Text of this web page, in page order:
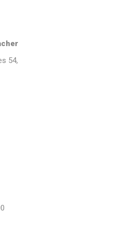
54,